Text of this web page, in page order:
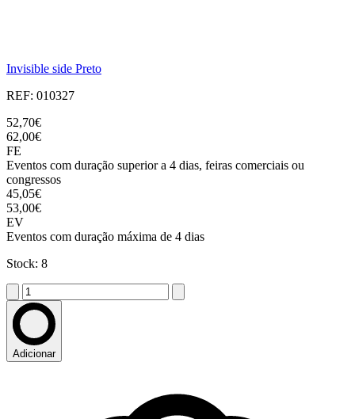
Invisible side Preto
REF: 010327
52,70€
62,00€
FE
Eventos com duração superior a 4 dias, feiras comerciais ou
congressos
45,05€
53,00€
EV
Eventos com duração máxima de 4 dias
Stock: 8
Adicionar